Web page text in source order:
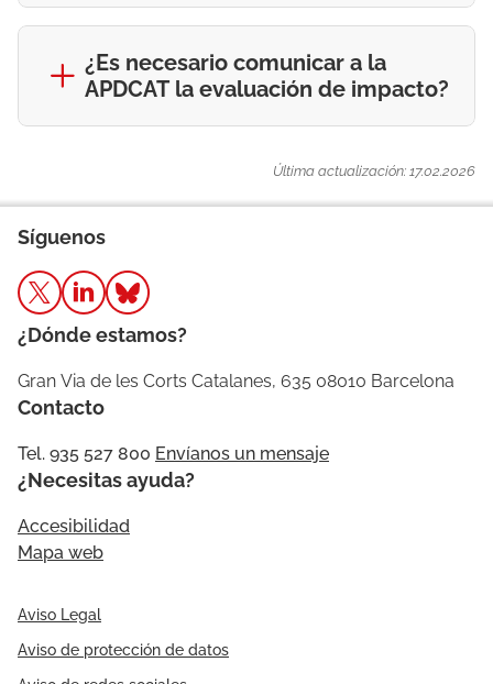
¿Es necesario comunicar a la
APDCAT la evaluación de impacto?
Última actualización: 17.02.2026
Síguenos
¿Dónde estamos?
Gran Via de les Corts Catalanes, 635 08010 Barcelona
Contacto
Tel. 935 527 800 Envíanos un mensaje
¿Necesitas ayuda?
Accesibilidad
Mapa web
Aviso Legal
Aviso de protección de datos